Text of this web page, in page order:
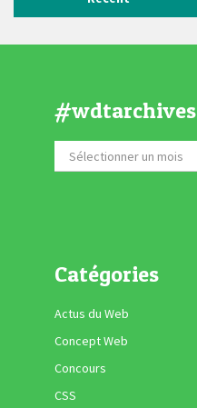
#wdtarchives
Catégories
Actus du Web
Concept Web
Concours
CSS